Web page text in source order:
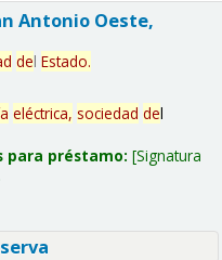
Antonio Oeste,
del Estado.
eléctrica, sociedad del
para préstamo: Signatura